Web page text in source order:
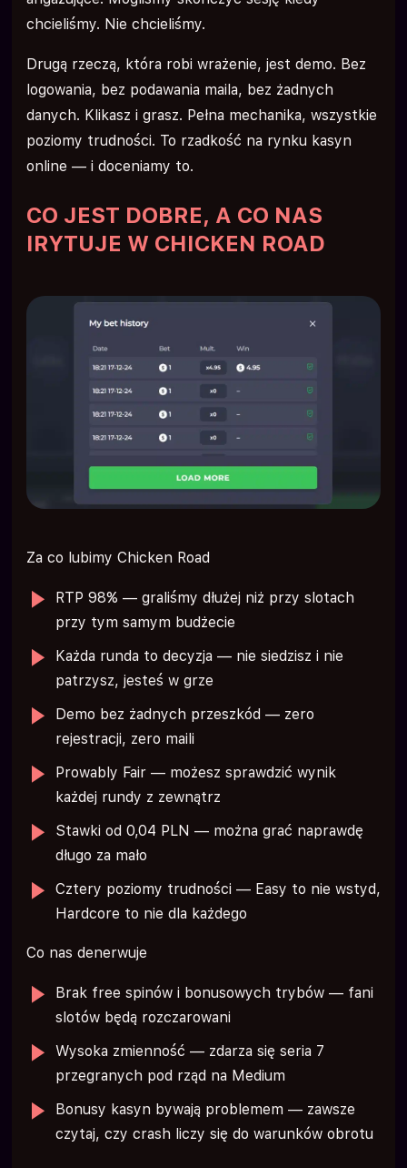
chcieliśmy. Nie chcieliśmy.
Drugą rzeczą, która robi wrażenie, jest demo. Bez
logowania, bez podawania maila, bez żadnych
danych. Klikasz i grasz. Pełna mechanika, wszystkie
poziomy trudności. To rzadkość na rynku kasyn
online — i doceniamy to.
CO JEST DOBRE, A CO NAS
IRYTUJE W CHICKEN ROAD
Za co lubimy Chicken Road
RTP 98% — graliśmy dłużej niż przy slotach
przy tym samym budżecie
Każda runda to decyzja — nie siedzisz i nie
patrzysz, jesteś w grze
Demo bez żadnych przeszkód — zero
rejestracji, zero maili
Prowably Fair — możesz sprawdzić wynik
każdej rundy z zewnątrz
Stawki od 0,04 PLN — można grać naprawdę
długo za mało
Cztery poziomy trudności — Easy to nie wstyd,
Hardcore to nie dla każdego
Co nas denerwuje
Brak free spinów i bonusowych trybów — fani
slotów będą rozczarowani
Wysoka zmienność — zdarza się seria 7
przegranych pod rząd na Medium
Bonusy kasyn bywają problemem — zawsze
czytaj, czy crash liczy się do warunków obrotu